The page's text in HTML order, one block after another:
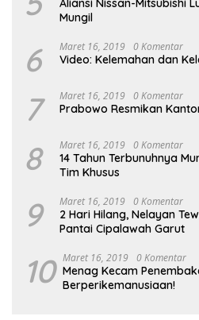
Aliansi Nissan-Mitsubishi
Mungil
6 Maret 16, 2019 0 Komentar
Video: Kelemahan dan
7 Maret 16, 2019 0 Komentar
Prabowo Resmikan
8 Maret 16, 2019 0 Komentar
14 Tahun Terbunuhnya
Tim Khusus
9 Maret 16, 2019 0 Komentar
2 Hari Hilang, Nelayan
Pantai Cipalawah Garut
10 Maret 16, 2019 0 Komentar
Menag Kecam
Berperikemanusiaan!